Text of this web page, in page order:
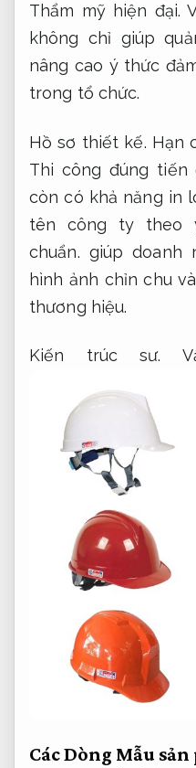
Thẩm mỹ hiện đại.
không chỉ giúp
nâng cao ý thức
trong tổ chức.
Hồ sơ thiết kế. Hạn
Thi công đúng tiến
còn có khả năng in
tên công ty theo
chuẩn. giúp doanh
hình ảnh chỉn chu
thương hiệu.
Kiến trúc sư.
Các Dòng Mẫu